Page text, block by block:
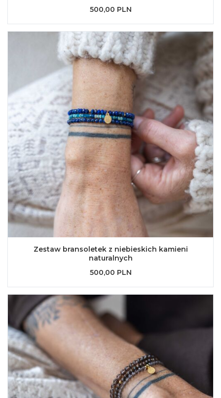
500,00 PLN
Zestaw bransoletek z niebieskich kamieni
naturalnych
500,00 PLN